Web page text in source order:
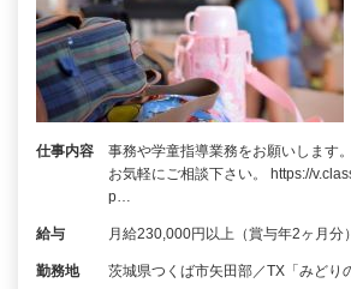
仕事内容
事務や学童指導業務をお願いします
お気軽にご相談下さい。 https://
p…
給与 月給230,000円以上（賞与年2ヶ月分）
勤務地 茨城県つくば市矢田部／TX「みどり